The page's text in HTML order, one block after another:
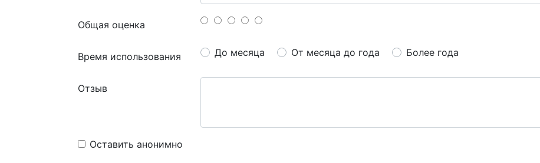
Общая оценка
Время использования До месяца От месяца до года Более года
Отзыв
Оставить анонимно